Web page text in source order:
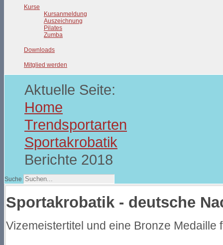
Kurse
Kursanmeldung
Auszeichnung
Pilates
Zumba
Downloads
Mitglied werden
Aktuelle Seite:
Home
Trendsportarten
Sportakrobatik
Berichte 2018
Suche
Sportakrobatik - deutsche
Vizemeistertitel und eine Bronze Medaille